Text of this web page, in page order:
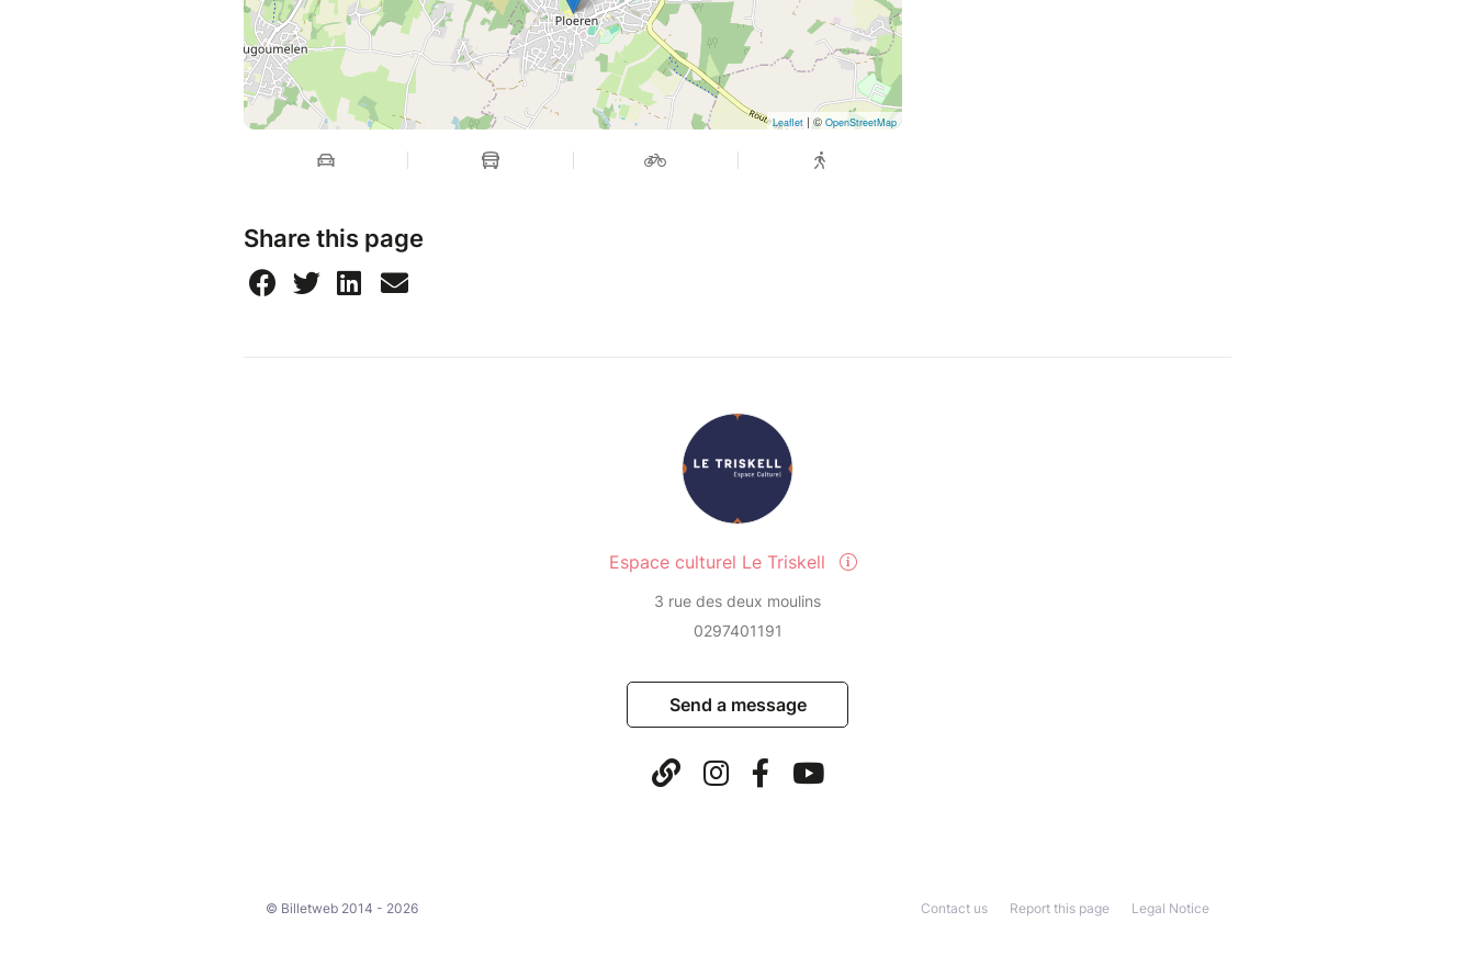
Leaflet | © OpenStreetMap
Share this page
Espace culturel Le Triskell
3 rue des deux moulins
0297401191
Send a message
© Billetweb 2014 - 2026 Legal Notice
Report this page
Contact us